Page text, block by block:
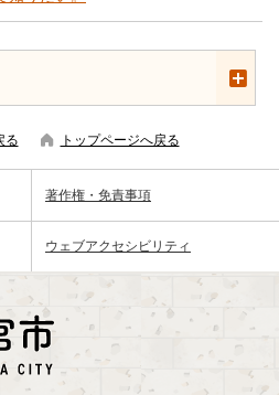
る トップページへ戻る
著作権・免責事項
ウェブアクセシビリティ